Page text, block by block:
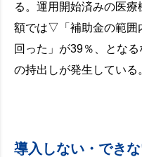
る。運用開始済みの医
額では▽「補助金の範囲
回った」が39％、とな
の持出しが発生している
導入しない・でき